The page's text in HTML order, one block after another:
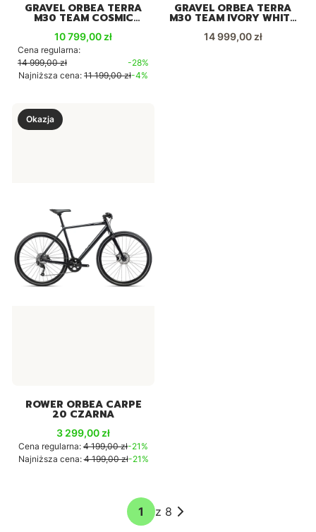
GRAVEL ORBEA TERRA
M30 TEAM COSMIC
Cena promocyjna
10 799,00 zł
Cena regularna:
14 999,00 zł
-28%
Najniższa cena: 11 199,00 zł-4%
GRAVEL ORBEA TERRA
M30 TEAM IVORY WHITE
Cena
14 999,00 zł
Okazja
ROWER ORBEA CARPE
20 CZARNA
Cena promocyjna
3 299,00 zł
Cena regularna: 4 199,00 zł-21%
Najniższa cena: 4 199,00 zł-21%
z 8